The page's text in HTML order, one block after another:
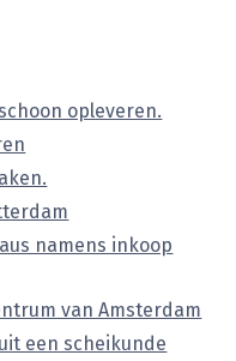
opleveren.
namens inkoop
van Amsterdam
een scheikunde